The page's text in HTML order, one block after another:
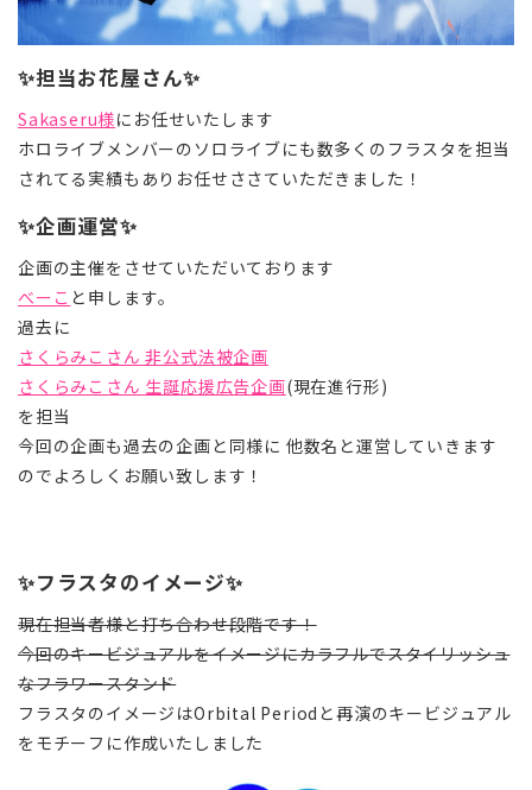
✨担当お花屋さん✨
Sakaseru様にお任せいたします
ホロライブメンバーのソロライブにも数多くのフラスタを担当
されてる実績もありお任せささていただきました！
✨企画運営✨
企画の主催をさせていただいております
べーこ と申します。
過去に
さくらみこさん 非公式法被企画
さくらみこさん 生誕応援広告企画(現在進行形)
を担当
今回の企画も過去の企画と同様に 他数名と運営していきます
のでよろしくお願い致します！
✨フラスタのイメージ✨
現在担当者様と打ち合わせ段階です！
今回のキービジュアルをイメージにカラフルでスタイリッシュ
なフラワースタンド
フラスタのイメージはOrbital Periodと再演のキービジュアル
をモチーフに作成いたしました